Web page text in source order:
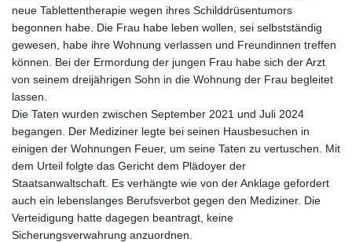
neue Tablettentherapie wegen ihres Schilddrüsentumors
begonnen habe. Die Frau habe leben wollen, sei selbstständig
gewesen, habe ihre Wohnung verlassen und Freundinnen treffen
können. Bei der Ermordung der jungen Frau habe sich der Arzt
von seinem dreijährigen Sohn in die Wohnung der Frau begleitet
lassen.
Die Taten wurden zwischen September 2021 und Juli 2024
begangen. Der Mediziner legte bei seinen Hausbesuchen in
einigen der Wohnungen Feuer, um seine Taten zu vertuschen. Mit
dem Urteil folgte das Gericht dem Plädoyer der
Staatsanwaltschaft. Es verhängte wie von der Anklage gefordert
auch ein lebenslanges Berufsverbot gegen den Mediziner. Die
Verteidigung hatte dagegen beantragt, keine
Sicherungsverwahrung anzuordnen.